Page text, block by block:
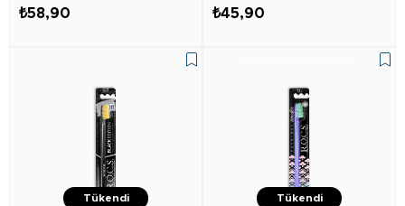
₺58,90 ₺45,90
Tükendi Tükendi